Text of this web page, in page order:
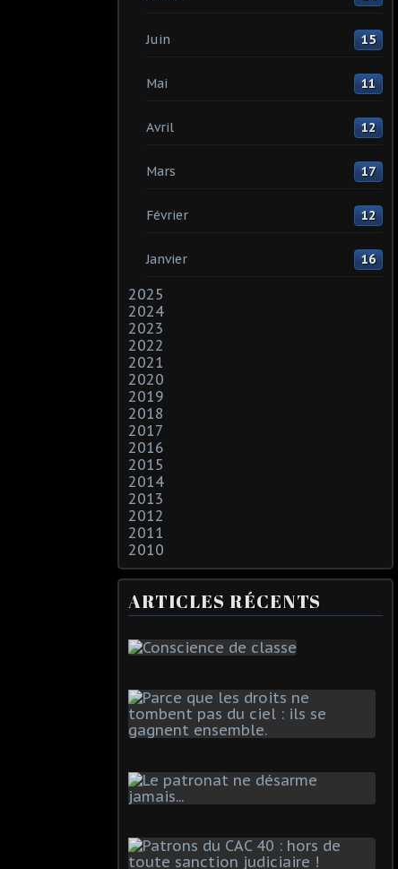
Juin 15
Mai 11
Avril 12
Mars 17
Février 12
Janvier 16
2025
2024
2023
2022
2021
2020
2019
2018
2017
2016
2015
2014
2013
2012
2011
2010
ARTICLES RÉCENTS